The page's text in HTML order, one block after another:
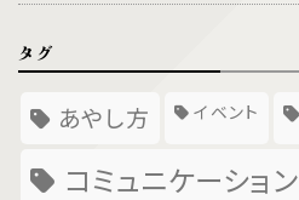
タグ
あやし方 イベント
コミュニケーション